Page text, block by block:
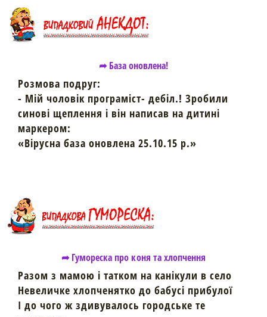
➦ База оновлена!
Розмова подруг:
- Мій чоловік програміст- дебіл.! Зробили
синові щеплення і він написав на дитині
маркером:
«Вірусна база оновлена 25.10.15 р.»
➦ Гумореска про коня та хлопчення
Разом з мамою і татком на канікули в село
Невеличке хлопченятко до бабусі прибулої
І до чого ж здивувалось городське те